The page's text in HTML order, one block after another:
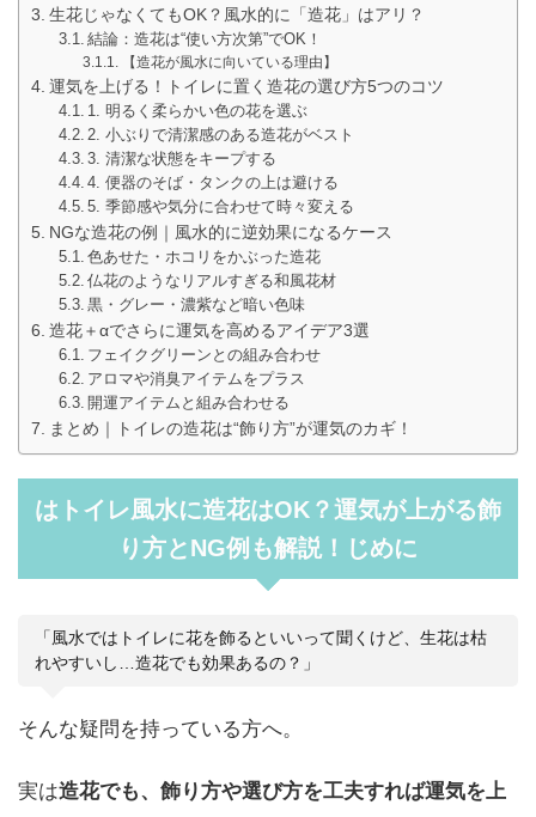
生花じゃなくてもOK？風水的に「造花」はアリ？
結論：造花は“使い方次第”でOK！
【造花が風水に向いている理由】
運気を上げる！トイレに置く造花の選び方5つのコツ
1. 明るく柔らかい色の花を選ぶ
2. 小ぶりで清潔感のある造花がベスト
3. 清潔な状態をキープする
4. 便器のそば・タンクの上は避ける
5. 季節感や気分に合わせて時々変える
NGな造花の例｜風水的に逆効果になるケース
色あせた・ホコリをかぶった造花
仏花のようなリアルすぎる和風花材
黒・グレー・濃紫など暗い色味
造花＋αでさらに運気を高めるアイデア3選
フェイクグリーンとの組み合わせ
アロマや消臭アイテムをプラス
開運アイテムと組み合わせる
まとめ｜トイレの造花は“飾り方”が運気のカギ！
はトイレ風水に造花はOK？運気が上がる飾
り方とNG例も解説！じめに
「風水ではトイレに花を飾るといいって聞くけど、生花は枯
れやすいし…造花でも効果あるの？」
そんな疑問を持っている方へ。
実は造花でも、飾り方や選び方を工夫すれば運気を上